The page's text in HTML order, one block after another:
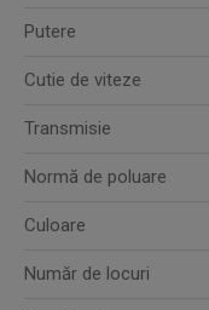
Putere
Cutie de viteze
Transmisie
Normă de poluare
Culoare
Număr de locuri